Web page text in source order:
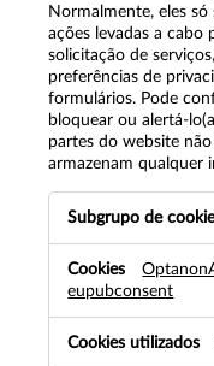
Normalmente, eles
ações levadas a cabo
solicitação de
preferências de
formulários. Pode
bloquear ou alertá-
partes do website
armazenam qualquer
o
e
eupubconsent